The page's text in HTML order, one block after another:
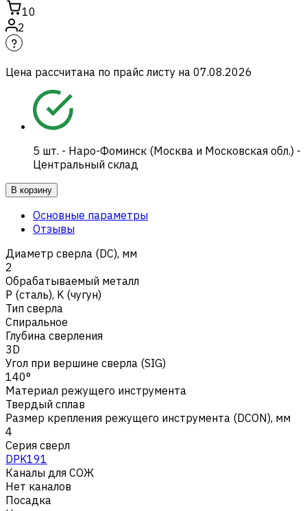
10
2
Цена рассчитана по прайс листу на 07.08.2026
5 шт. - Наро-Фоминск (Москва и Московская обл.) -
Центральный склад
В корзину
Основные параметры
Отзывы
Диаметр сверла (DC), мм
2
Обрабатываемый металл
Р (сталь), K (чугун)
Тип сверла
Спиральное
Глубина сверления
3D
Угол при вершине сверла (SIG)
140°
Материал режущего инструмента
Твердый сплав
Размер крепления режущего инструмента (DCON), мм
4
Серия сверл
DPK191
Каналы для СОЖ
Нет каналов
Посадка